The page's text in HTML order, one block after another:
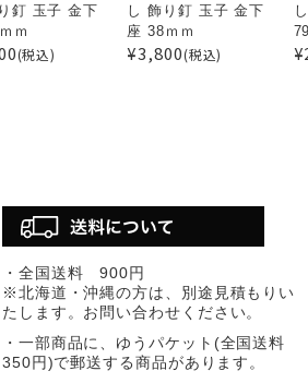
釘 玉子 金下
ｍ
(税込)
し 飾り釘 玉子 金下
座 38ｍｍ
¥3,800(税込)
・全国送料 900円
※北海道・沖縄の方は、別途見積もりい
たします。お問い合わせください。
・一部商品に、ゆうパケット(全国送料
350円)で郵送する商品があります。